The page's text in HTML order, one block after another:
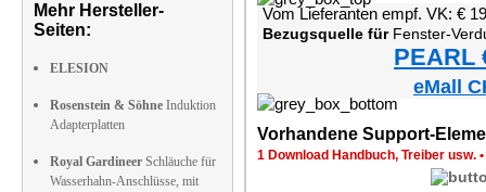
Mehr Hersteller-
Seiten:
ELESION
Rosenstein & Söhne Induktion
Adapterplatten
Royal Gardineer Schläuche für
Wasserhahn-Anschlüsse, mit
Vom Lieferanten empf. VK: €
Bezugsquelle fürFenster-
PEARL
eMall
Vorhandene Support-
1 Download Handbuch, Treiber usw. •